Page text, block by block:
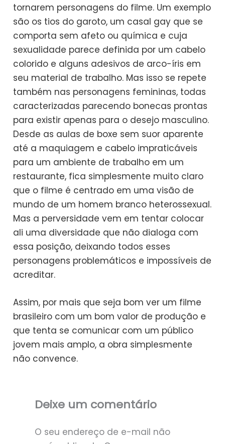
tornarem personagens do filme. Um exemplo
são os tios do garoto, um casal gay que se
comporta sem afeto ou química e cuja
sexualidade parece definida por um cabelo
colorido e alguns adesivos de arco-íris em
seu material de trabalho. Mas isso se repete
também nas personagens femininas, todas
caracterizadas parecendo bonecas prontas
para existir apenas para o desejo masculino.
Desde as aulas de boxe sem suor aparente
até a maquiagem e cabelo impraticáveis
para um ambiente de trabalho em um
restaurante, fica simplesmente muito claro
que o filme é centrado em uma visão de
mundo de um homem branco heterossexual.
Mas a perversidade vem em tentar colocar
ali uma diversidade que não dialoga com
essa posição, deixando todos esses
personagens problemáticos e impossíveis de
acreditar.
Assim, por mais que seja bom ver um filme
brasileiro com um bom valor de produção e
que tenta se comunicar com um público
jovem mais amplo, a obra simplesmente
não convence.
Deixe um comentário
O seu endereço de e-mail não